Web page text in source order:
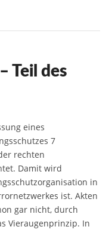
dI
n
s
A
p
n
ot
e
o p
Teil des
eines
7
rechten
Damit wird
in
ist. Akten
gar nicht, durch
Vieraugenprinzip. In